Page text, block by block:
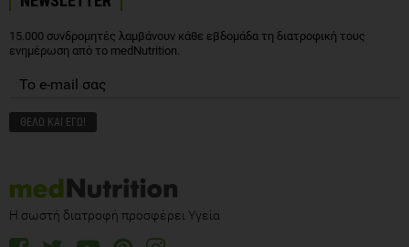
15.000 συνδρομητές λαμβάνουν κάθε εβδομάδα τη διατροφική τους
ενημέρωση από το medNutrition.
Η σωστή διατροφή προσφέρει Υγεία